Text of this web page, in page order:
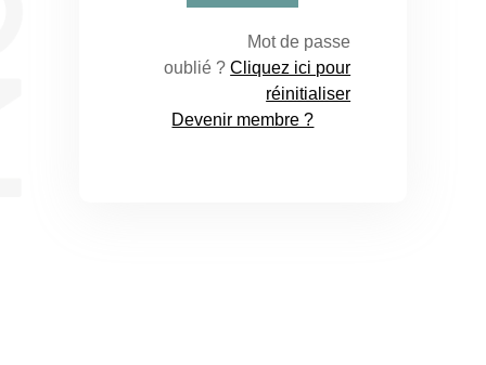
Mot de passe
oublié ?Cliquez ici pour
réinitialiser
Devenir membre ?